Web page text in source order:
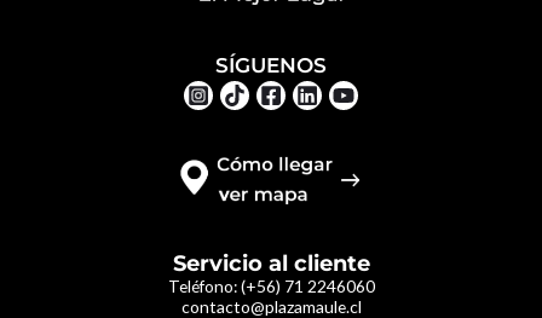
Servicio al cliente
Teléfono:(+56) 71 2246060
contacto@plazamaule.cl
SÍGUENOS